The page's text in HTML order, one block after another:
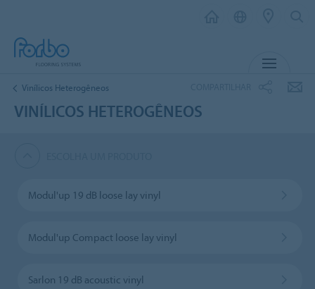
Vinílicos Heterogêneos
VINÍLICOS HETEROGÊNEOS
Modul'up 19 dB loose lay vinyl
Modul'up Compact loose lay vinyl
Sarlon 19 dB acoustic vinyl